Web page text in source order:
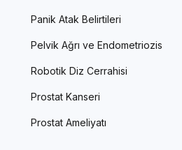
Panik Atak Belirtileri
Pelvik Ağrı ve Endometriozis
Robotik Diz Cerrahisi
Prostat Kanseri
Prostat Ameliyatı